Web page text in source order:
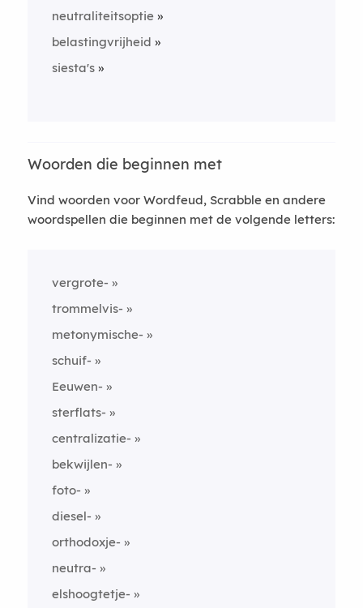
neutraliteitsoptie
belastingvrijheid
siesta's
Woorden die beginnen met
Vind woorden voor Wordfeud, Scrabble en andere
woordspellen die beginnen met de volgende letters:
vergrote-
trommelvis-
metonymische-
schuif-
Eeuwen-
sterflats-
centralizatie-
bekwijlen-
foto-
diesel-
orthodoxje-
neutra-
elshoogtetje-